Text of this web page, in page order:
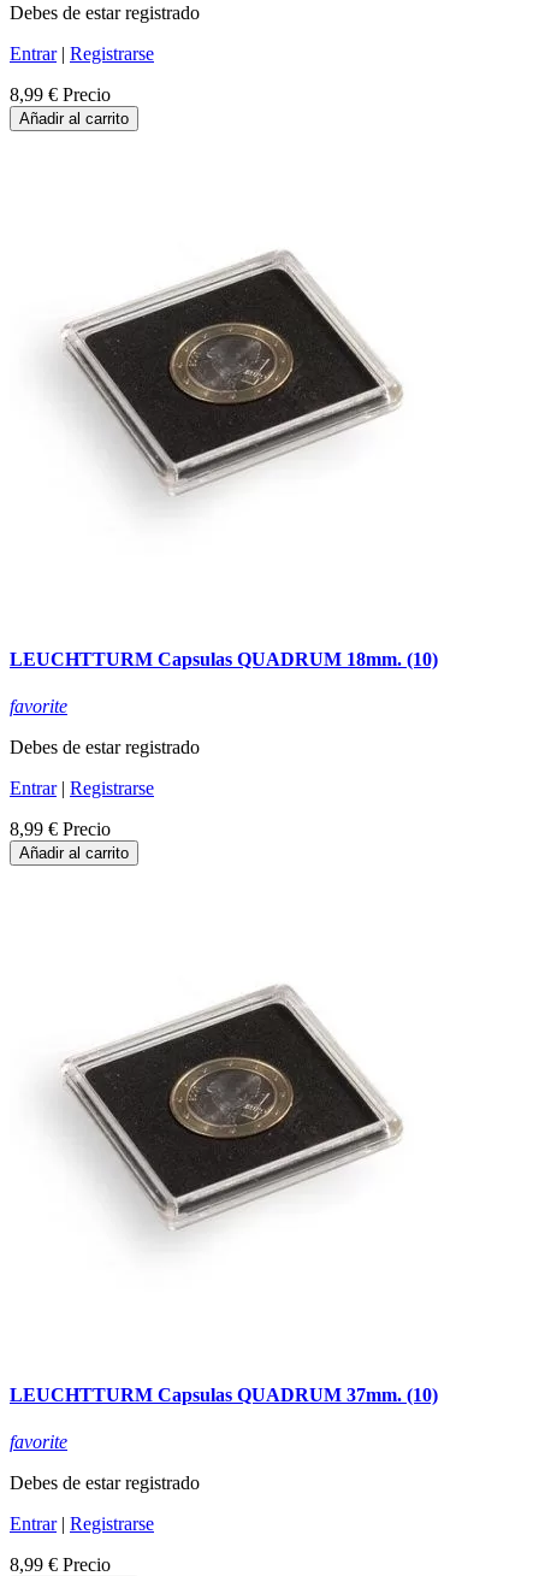
Debes de estar registrado
Entrar| Registrarse
8,99 € Precio
Añadir al carrito
LEUCHTTURM Capsulas QUADRUM 18mm. (10)
favorite
Debes de estar registrado
Entrar| Registrarse
8,99 € Precio
Añadir al carrito
LEUCHTTURM Capsulas QUADRUM 37mm. (10)
favorite
Debes de estar registrado
Entrar| Registrarse
8,99 € Precio